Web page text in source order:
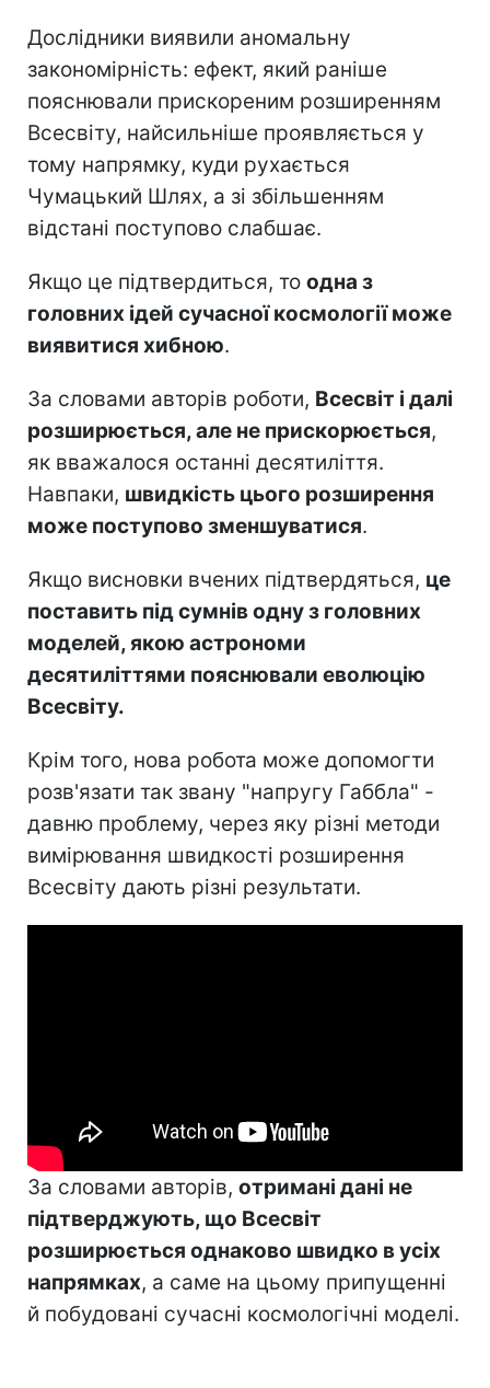
Дослідники виявили аномальну
закономірність: ефект, який раніше
пояснювали прискореним розширенням
Всесвіту, найсильніше проявляється у
тому напрямку, куди рухається
Чумацький Шлях, а зі збільшенням
відстані поступово слабшає.
Якщо це підтвердиться, то одна з
головних ідей сучасної космології може
виявитися хибною.
За словами авторів роботи, Всесвіт і далі
розширюється, але не прискорюється,
як вважалося останні десятиліття.
Навпаки, швидкість цього розширення
може поступово зменшуватися.
Якщо висновки вчених підтвердяться, це
поставить під сумнів одну з головних
моделей, якою астрономи
десятиліттями пояснювали еволюцію
Всесвіту.
Крім того, нова робота може допомогти
розв'язати так звану "напругу Габбла" -
давню проблему, через яку різні методи
вимірювання швидкості розширення
Всесвіту дають різні результати.
За словами авторів, отримані дані не
підтверджують, що Всесвіт
розширюється однаково швидко в усіх
напрямках, а саме на цьому припущенні
й побудовані сучасні космологічні моделі.